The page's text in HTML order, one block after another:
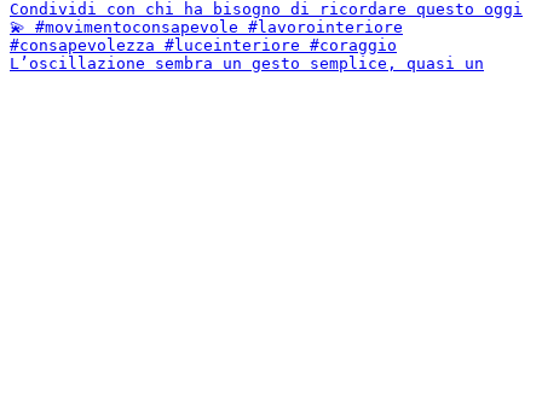
L’oscillazione sembra un gesto semplice, quasi un